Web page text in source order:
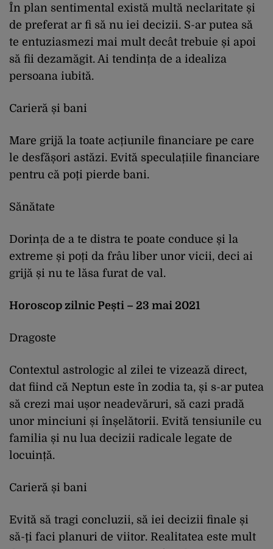
În plan sentimental există multă neclaritate și
de preferat ar fi să nu iei decizii. S-ar putea să
te entuziasmezi mai mult decât trebuie și apoi
să fii dezamăgit. Ai tendința de a idealiza
persoana iubită.
Carieră și bani
Mare grijă la toate acțiunile financiare pe care
le desfășori astăzi. Evită speculațiile financiare
pentru că poți pierde bani.
Sănătate
Dorința de a te distra te poate conduce și la
extreme și poți da frâu liber unor vicii, deci ai
grijă și nu te lăsa furat de val.
Horoscop zilnic Pești – 23 mai 2021
Dragoste
Contextul astrologic al zilei te vizează direct,
dat fiind că Neptun este în zodia ta, și s-ar putea
să crezi mai ușor neadevăruri, să cazi pradă
unor minciuni și înșelătorii. Evită tensiunile cu
familia și nu lua decizii radicale legate de
locuință.
Carieră și bani
Evită să tragi concluzii, să iei decizii finale și
să-ți faci planuri de viitor. Realitatea este mult